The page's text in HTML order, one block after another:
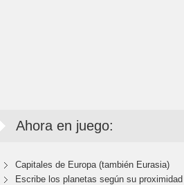
Ahora en juego:
Capitales de Europa (también Eurasia)
Escribe los planetas según su